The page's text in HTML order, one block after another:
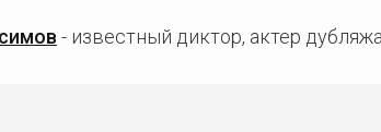
- известный диктор, актер дубляжа.